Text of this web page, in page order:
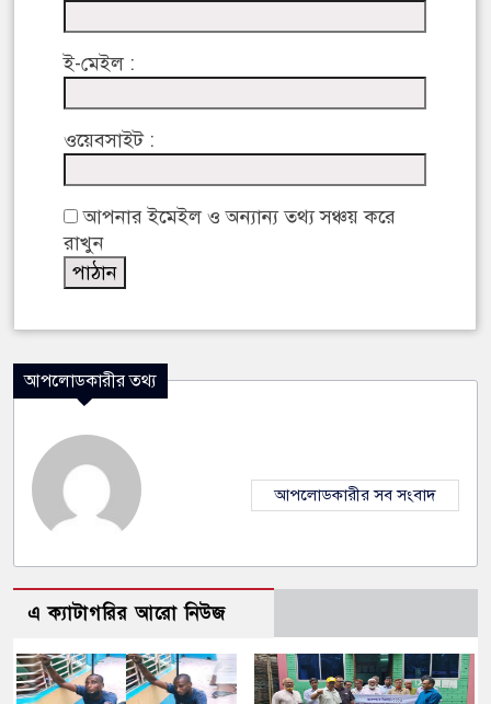
ই-মেইল :
ওয়েবসাইট :
আপনার ইমেইল ও অন্যান্য তথ্য সঞ্চয় করে
রাখুন
আপলোডকারীর তথ্য
আপলোডকারীর সব সংবাদ
এ ক্যাটাগরির আরো নিউজ